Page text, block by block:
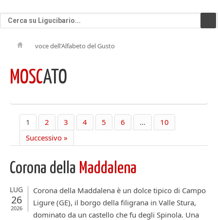
voce dell'Alfabeto del Gusto
MOSCATO
1 2 3 4 5 6 …
10
Successivo »
Corona della Maddalena
LUG
26
2026
Corona della Maddalena è un dolce tipico di Campo
Ligure (GE), il borgo della filigrana in Valle Stura,
dominato da un castello che fu degli Spinola. Una